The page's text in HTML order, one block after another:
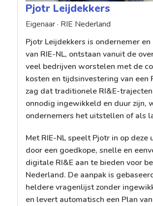
Pjotr Leijdekkers
Eigenaar · RIE Nederland
Pjotr Leijdekkers is ondernemer
van RIE-NL, ontstaan vanuit de
veel bedrijven worstelen met de
kosten en tijdsinvestering van een
zag dat traditionele RI&E-
onnodig ingewikkeld en duur zijn,
ondernemers het uitstellen of als
Met RIE-NL speelt Pjotr in op deze
door een goedkope, snelle en
digitale RI&E aan te bieden voor
Nederland. De aanpak is
heldere vragenlijst zonder
en levert automatisch een Plan